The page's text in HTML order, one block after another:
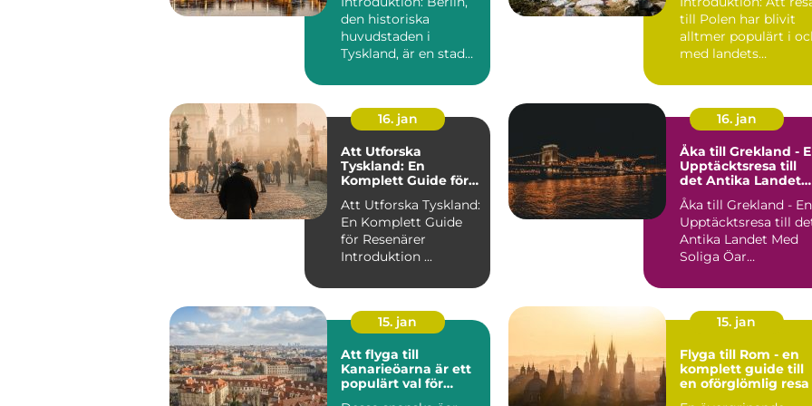
den historiska
huvudstaden i
Tyskland, är en stad
kulturar...
till Polen har blivit
alltmer populärt i
med landets
16. jan
Att Utforska
Tyskland: En
Komplett Guide för
Att Utforska Tyskland:
En Komplett Guide
för Resenärer
Introduktion ...
16. jan
Åka till Grekland -
Upptäcktsresa till
det Antika Landet
Med Soliga Öar
Åka till Grekland - En
Upptäcktsresa till
Antika Landet Med
Soliga Öar
Grekland, ...
15. jan
Att flyga till
Kanarieöarna är ett
populärt val för
15. jan
Flyga till Rom - en
komplett guide till
en oförglömlig resa